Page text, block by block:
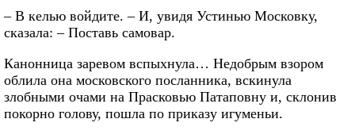
– В келью войдите. – И, увидя Устинью Московку,
сказала: – Поставь самовар.
Канонница заревом вспыхнула… Недобрым взором
облила она московского посланника, вскинула
злобными очами на Прасковью Патаповну и, склонив
покорно голову, пошла по приказу игуменьи.